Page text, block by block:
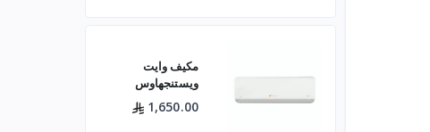
مكيف وايت
ويستنجهاوس
بارد
1,650.00